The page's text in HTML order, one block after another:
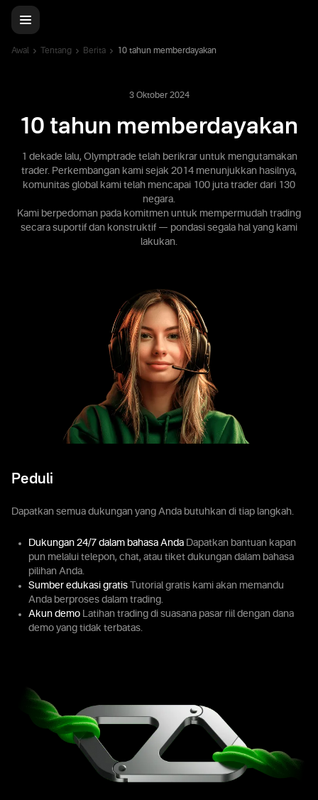
Awal Tentang Berita 10 tahun memberdayakan
3 Oktober 2024
10 tahun memberdayakan
1 dekade lalu, Olymptrade telah berikrar untuk mengutamakan
trader. Perkembangan kami sejak 2014 menunjukkan hasilnya,
komunitas global kami telah mencapai 100 juta trader dari 130
negara.
Kami berpedoman pada komitmen untuk mempermudah trading
secara suportif dan konstruktif — pondasi segala hal yang kami
lakukan.
Peduli
Dapatkan semua dukungan yang Anda butuhkan di tiap langkah.
Dukungan 24/7 dalam bahasa Anda Dapatkan bantuan kapan
pun melalui telepon, chat, atau tiket dukungan dalam bahasa
pilihan Anda.
Sumber edukasi gratis Tutorial gratis kami akan memandu
Anda berproses dalam trading.
Akun demo Latihan trading di suasana pasar riil dengan dana
demo yang tidak terbatas.